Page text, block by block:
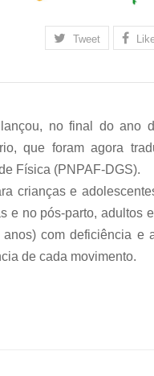
Tweet
no final do ano
que foram agora
Física (PNPAF-DGS).
crianças e
e no pós-parto, adultos
com deficiência e
de cada movimento.